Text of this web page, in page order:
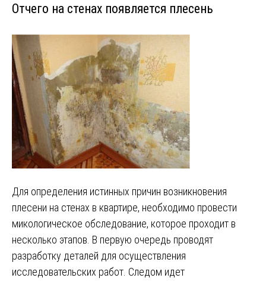
Отчего на стенах появляется плесень
Для определения истинных причин возникновения
плесени на стенах в квартире, необходимо провести
микологическое обследование, которое проходит в
несколько этапов. В первую очередь проводят
разработку деталей для осуществления
исследовательских работ. Следом идет